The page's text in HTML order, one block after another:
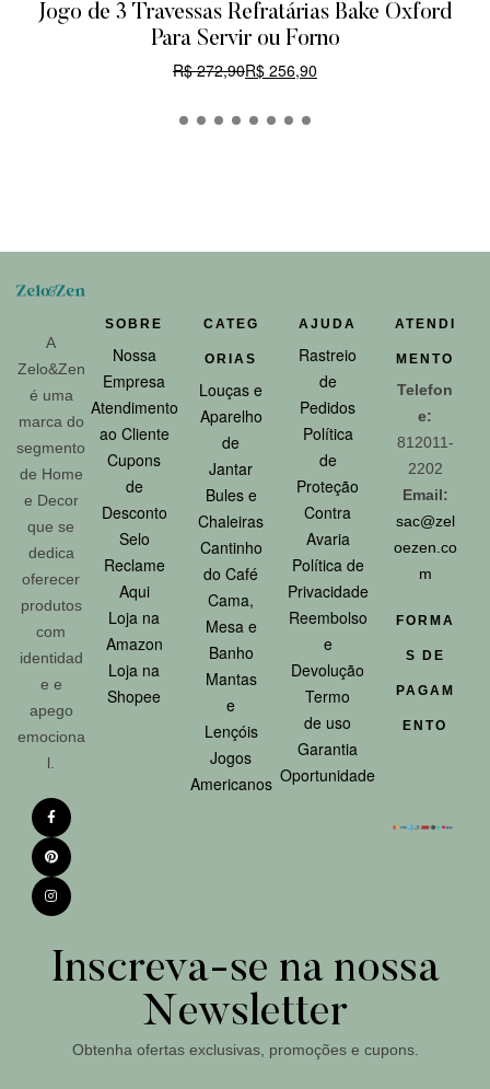
Jogo de 3 Travessas Refratárias Bake Oxford
Para Servir ou Forno
R$272,90R$ 256,90
A
Zelo&Zen
é uma
marca do
segmento
de Home
e Decor
que se
dedica
oferecer
produtos
com
identidad
e e
apego
emociona
l.
SOBRE
Nossa
Empresa
Atendimento
ao Cliente
Cupons
de
Desconto
Selo
Reclame
Aqui
Loja na
Amazon
Loja na
Shopee
CATEG
ORIAS
Louças e
Aparelho
de
Jantar
Bules e
Chaleiras
Cantinho
do Café
Cama,
Mesa e
Banho
Mantas
e
Lençóis
Jogos
Americanos
AJUDA
Rastreio
de
Pedidos
Política
de
Proteção
Contra
Avaria
Política de
Privacidade
Reembolso
e
Devolução
Termo
de uso
Garantia
Oportunidade
ATENDI
MENTO
Telefon
e:
812011-
2202
Email:
sac@zel
oezen.co
m
FORMA
S DE
PAGAM
ENTO
Inscreva-se na nossa
Newsletter
Obtenha ofertas exclusivas, promoções e cupons.